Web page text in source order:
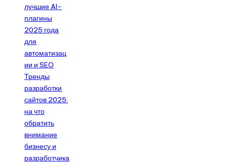
лучшие AI-
плагины
2025 года
для
автоматизац
ии и SEO
Тренды
разработки
сайтов 2025:
на что
обратить
внимание
бизнесу и
разработчика